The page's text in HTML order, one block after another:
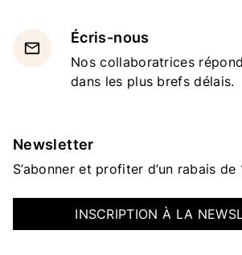
email
Écris-nous
Nos collaboratrices
dans les plus brefs délais.
Newsletter
S’abonner et profiter d’un rabais de
INSCRIPTION À LA